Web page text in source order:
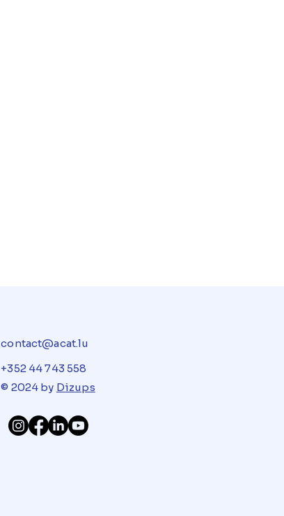
contact@acat.lu
+352 44 743 558
© 2024 by Dizups